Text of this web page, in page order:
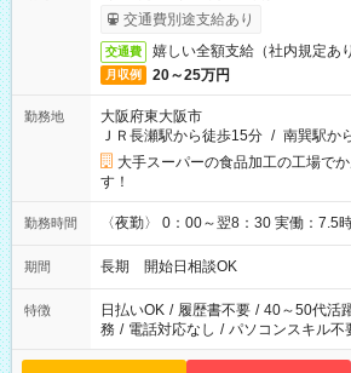
交通費別途支給あり
交通費 嬉しい全額支給（社内規定あり
月収例 20～25万円
勤務地
大阪府東大阪市
ＪＲ長瀬駅から徒歩15分 / 南巽駅か
大手スーパーの食品加工の工場で
す！
勤務時間 〈夜勤〉 0：00～翌8：30 実働：7.5
期間 長期 開始日相談OK
特徴 日払いOK / 履歴書不要 / 40～50代活
務 / 電話対応なし / パソコンスキル不